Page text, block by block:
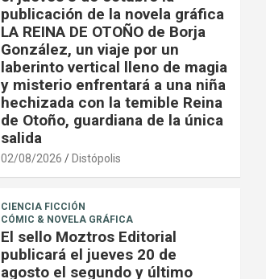
publicación de la novela gráfica
LA REINA DE OTOÑO de Borja
González, un viaje por un
laberinto vertical lleno de magia
y misterio enfrentará a una niña
hechizada con la temible Reina
de Otoño, guardiana de la única
salida
02/08/2026 Distópolis
CIENCIA FICCIÓN
CÓMIC & NOVELA GRÁFICA
El sello Moztros Editorial
publicará el jueves 20 de
agosto el segundo y último